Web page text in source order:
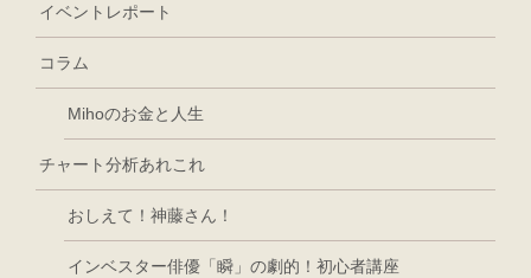
イベントレポート
コラム
Mihoのお金と人生
チャート分析あれこれ
おしえて！神藤さん！
インベスター俳優「瞬」の劇的！初心者講座